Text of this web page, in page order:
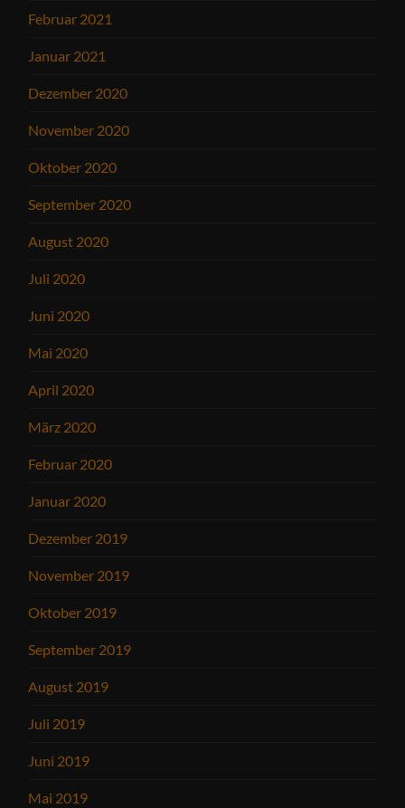
Februar 2021
Januar 2021
Dezember 2020
November 2020
Oktober 2020
September 2020
August 2020
Juli 2020
Juni 2020
Mai 2020
April 2020
März 2020
Februar 2020
Januar 2020
Dezember 2019
November 2019
Oktober 2019
September 2019
August 2019
Juli 2019
Juni 2019
Mai 2019